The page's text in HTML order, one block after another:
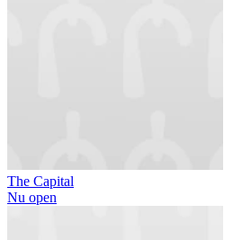
The Capital
Nu open